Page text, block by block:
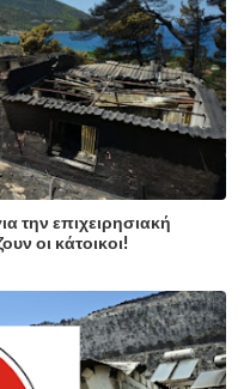
την επιχειρησιακή
οι κάτοικοι!